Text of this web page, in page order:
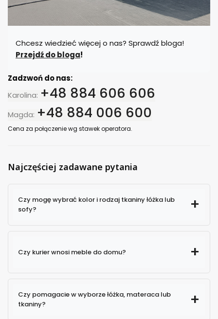
Chcesz wiedzieć więcej o nas? Sprawdź bloga!
Przejdź do bloga!
Zadzwoń do nas:
Karolina: +48 884 606 606
Magda: +48 884 006 600
Cena za połączenie wg stawek operatora.
Najczęściej zadawane pytania
Czy mogę wybrać kolor i rodzaj tkaniny łóżka lub
sofy?
Czy kurier wnosi meble do domu?
Czy pomagacie w wyborze łóżka, materaca lub
tkaniny?